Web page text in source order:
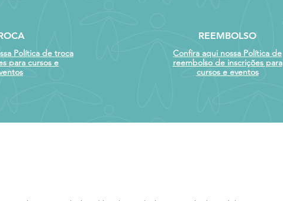
Política de troca
para cursos e
REEMBOLSO
Confira aqui nossa Política de
reembolso de inscrições para
cursos e eventos